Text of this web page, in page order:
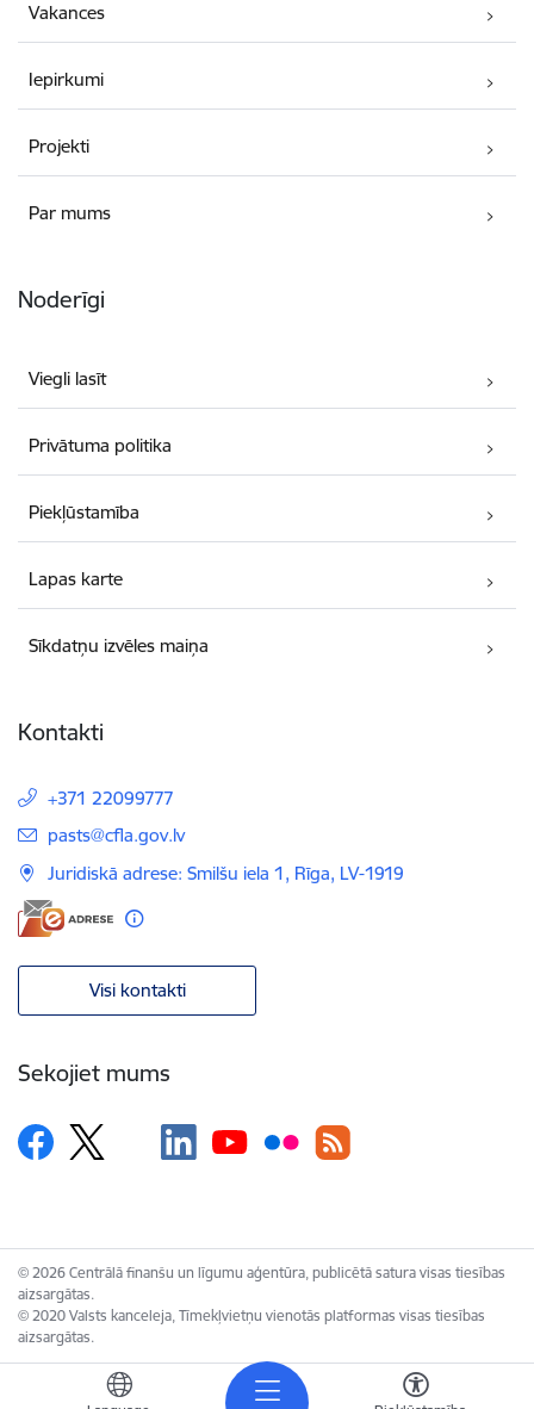
Vakances
Iepirkumi
Projekti
Par mums
Noderīgi
Viegli lasīt
Privātuma politika
Piekļūstamība
Lapas karte
Sīkdatņu izvēles maiņa
Kontakti
+371 22099777
E-pasts:
pasts@cfla.gov.lv
Juridiskā adrese: Smilšu iela 1, Rīga, LV-1919
Visi kontakti
Sekojiet mums
© 2026 Centrālā finanšu un līgumu aģentūra, publicētā satura visas tiesības
aizsargātas.
© 2020 Valsts kanceleja, Tīmekļvietņu vienotās platformas visas tiesības
aizsargātas.